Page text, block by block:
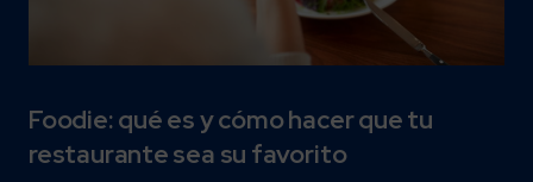
Foodie: qué es y cómo hacer que tu
restaurante sea su favorito